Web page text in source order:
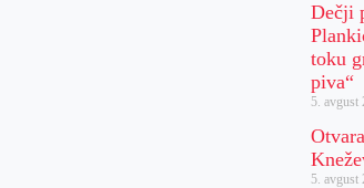
Dečji
toku
piva“
5. avgust
5. avgust